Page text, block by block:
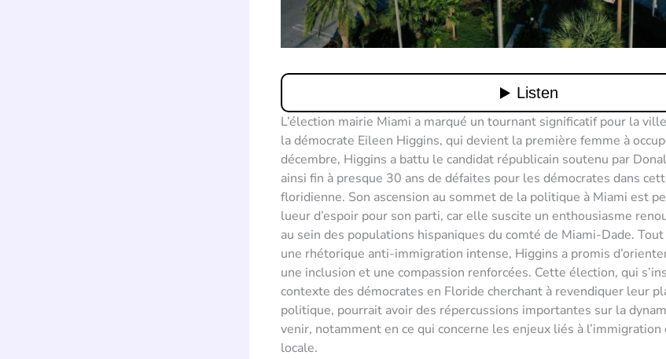
L’élection mairie Miami a marqué un tournant significatif pour la
la démocrate Eileen Higgins, qui devient la première femme à
décembre, Higgins a battu le candidat républicain soutenu par
ainsi fin à presque 30 ans de défaites pour les démocrates dans
floridienne. Son ascension au sommet de la politique à Miami est
lueur d’espoir pour son parti, car elle suscite un enthousiasme
au sein des populations hispaniques du comté de Miami-Dade.
une rhétorique anti-immigration intense, Higgins a promis
une inclusion et une compassion renforcées. Cette élection, qui
contexte des démocrates en Floride cherchant à revendiquer leur
politique, pourrait avoir des répercussions importantes sur la
venir, notamment en ce qui concerne les enjeux liés à
locale.